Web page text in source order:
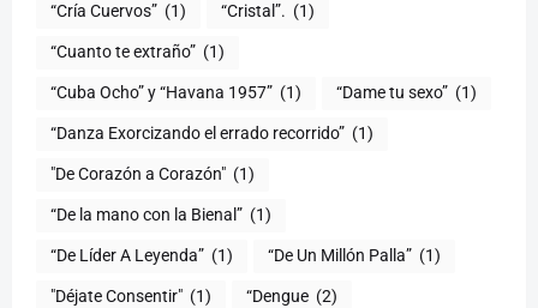
“Cría Cuervos” (1) “Cristal”. (1)
“Cuanto te extraño” (1)
“Cuba Ocho” y “Havana 1957” (1) “Dame tu sexo” (1)
“Danza Exorcizando el errado recorrido” (1)
"De Corazón a Corazón" (1)
(1)
“De Líder A Leyenda” (1) “De Un Millón Palla” (1)
"Déjate Consentir" (1) “Dengue (2)